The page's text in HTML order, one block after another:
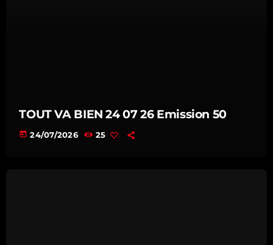
TOUT VA BIEN 24 07 26 Emission 50
today 24/07/2026 25